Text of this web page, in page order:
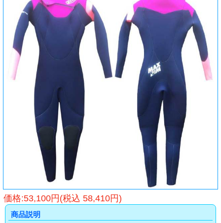
価格:53,100円(税込 58,410円)
商品説明